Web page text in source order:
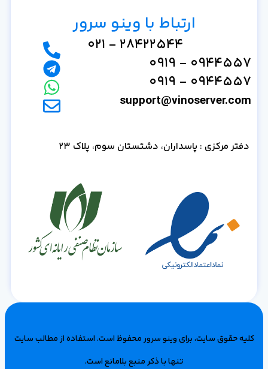
ارتباط با وینو سرور
28422544 - 021
0944557 - 0919
0944557 - 0919
support@vinoserver.com
دفتر مرکزی : پاسداران، دشتستان سوم، پلاک 23
کلیه حقوق سایت، برای وینو سرور محفوظ است‌. استفاده از مطالب سایت
تنها با ذکر منبع بلامانع است.